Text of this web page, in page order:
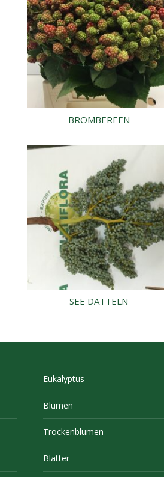
BROMBEREEN
SEE DATTELN
Eukalyptus
Blumen
Trockenblumen
Blatter